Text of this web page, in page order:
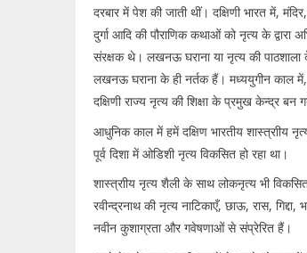
दरबार में पेश की जाती थीं। दक्षिणी भारत में,
दुर्गा आदि की पौराणिक कथाओं को नृत्य के
संरक्षक थे। लखनऊ घराना या नृत्य की
लखनऊ घराना के ही नर्तक हैं। मध्ययुगीन काल
दक्षिणी राज्य नृत्य की शिक्षा के प्रमुख केन्द्र
आधुनिक काल में हमें दक्षिण भारतीय शास्त्राीय
पूर्व दिशा में ओडिशी नृत्य विकसित हो रहा था।
शास्त्राीय नृत्य शैली के साथ लोकनृत्य भी
रवीन्द्रनाथ की नृत्य नाटिकाएँ, छाऊ, रास,
नवीन कुशाग्रता और गवेषणाओं से संप्रेरित हैं।